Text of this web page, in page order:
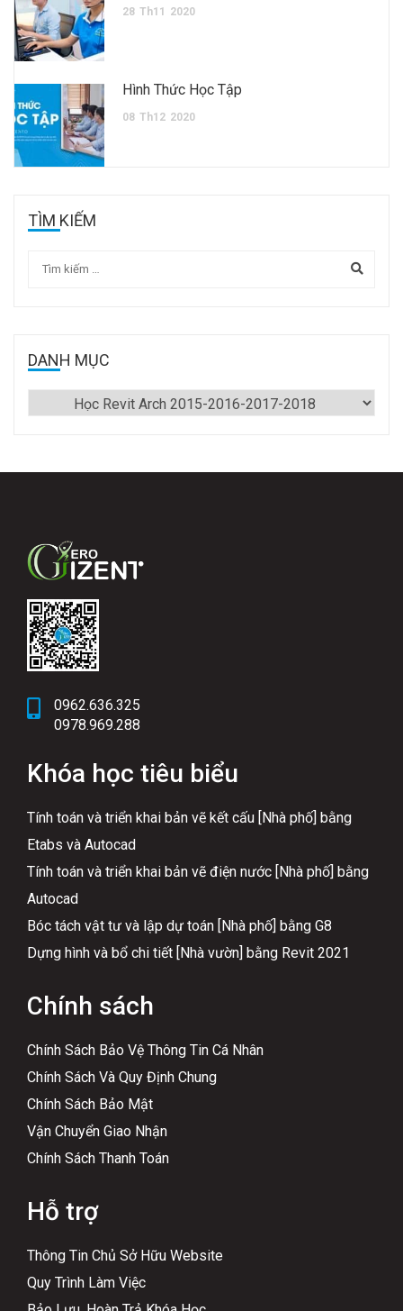
28 Th11 2020
Hình Thức Học Tập
08 Th12 2020
TÌM KIẾM
DANH MỤC
0962.636.325
0978.969.288
Khóa học tiêu biểu
Tính toán và triển khai bản vẽ kết cấu [Nhà phố] bằng
Etabs và Autocad
Tính toán và triển khai bản vẽ điện nước [Nhà phố] bằng
Autocad
Bóc tách vật tư và lập dự toán [Nhà phố] bằng G8
Dựng hình và bổ chi tiết [Nhà vườn] bằng Revit 2021
Chính sách
Chính Sách Bảo Vệ Thông Tin Cá Nhân
Chính Sách Và Quy Định Chung
Chính Sách Bảo Mật
Vận Chuyển Giao Nhận
Chính Sách Thanh Toán
Hỗ trợ
Thông Tin Chủ Sở Hữu Website
Quy Trình Làm Việc